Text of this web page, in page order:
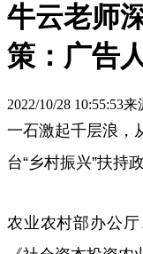
牛云老师
策：广告
2022/10/28 10:55:53来
一石激起千层浪，
台“乡村振兴”扶持
农业农村部办公